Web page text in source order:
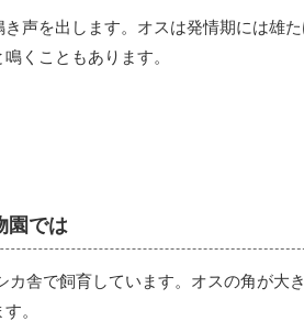
き声を出します。オスは発情期には雄
くこともあります。
園では
カ舎で飼育しています。オスの角が大
。